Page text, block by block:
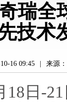
瑞全
技术
16 09:45 来源：
18日-